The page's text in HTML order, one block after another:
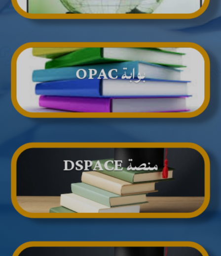
بوابة OPAC
منصة DSPACE